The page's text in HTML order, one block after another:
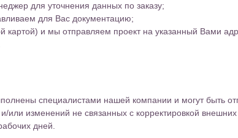
для уточнения данных по заказу;
для Вас документацию;
картой) и мы отправляем проект на указанный Вами
специалистами нашей компании и могут быть
или изменений не связанных с корректировкой
дней.